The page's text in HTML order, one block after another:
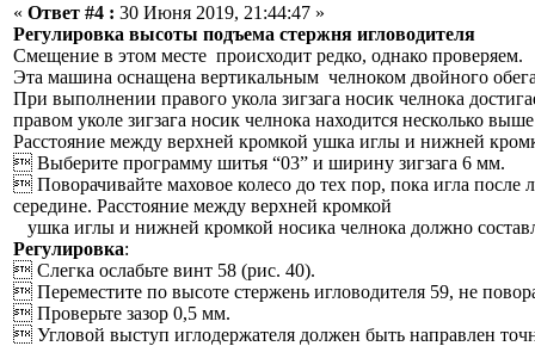
« Ответ #4 : 30 Июня 2019, 21:44:47 »
Регулировка высоты подъема стержня игловодителя
Смещение в этом месте происходит редко, однако проверяем.
Эта машина оснащена вертикальным челноком двойного
При выполнении правого укола зигзага носик челнока
правом уколе зигзага носик челнока находится несколько
Расстояние между верхней кромкой ушка иглы и нижней
 Выберите программу шитья “03” и ширину зигзага 6 мм.
 Поворачивайте маховое колесо до тех пор, пока игла
середине. Расстояние между верхней кромкой
ушка иглы и нижней кромкой носика челнока должно
Регулировка:
 Слегка ослабьте винт 58 (рис. 40).
 Переместите по высоте стержень игловодителя 59, не
 Проверьте зазор 0,5 мм.
 Угловой выступ иглодержателя должен быть направлен